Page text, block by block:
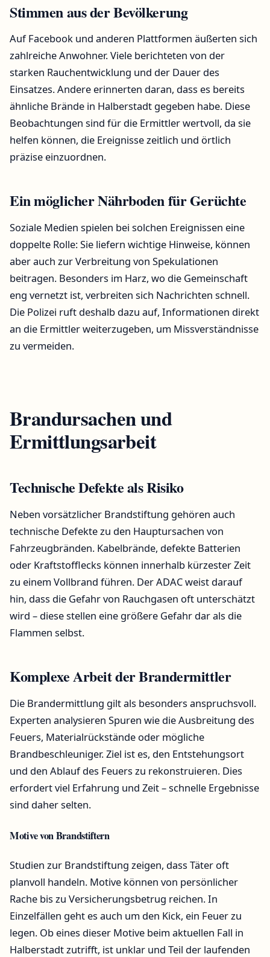
Stimmen aus der Bevölkerung
Auf Facebook und anderen Plattformen äußerten sich
zahlreiche Anwohner. Viele berichteten von der
starken Rauchentwicklung und der Dauer des
Einsatzes. Andere erinnerten daran, dass es bereits
ähnliche Brände in Halberstadt gegeben habe. Diese
Beobachtungen sind für die Ermittler wertvoll, da sie
helfen können, die Ereignisse zeitlich und örtlich
präzise einzuordnen.
Ein möglicher Nährboden für Gerüchte
Soziale Medien spielen bei solchen Ereignissen eine
doppelte Rolle: Sie liefern wichtige Hinweise, können
aber auch zur Verbreitung von Spekulationen
beitragen. Besonders im Harz, wo die Gemeinschaft
eng vernetzt ist, verbreiten sich Nachrichten schnell.
Die Polizei ruft deshalb dazu auf, Informationen direkt
an die Ermittler weiterzugeben, um Missverständnisse
zu vermeiden.
Brandursachen und
Ermittlungsarbeit
Technische Defekte als Risiko
Neben vorsätzlicher Brandstiftung gehören auch
technische Defekte zu den Hauptursachen von
Fahrzeugbränden. Kabelbrände, defekte Batterien
oder Kraftstofflecks können innerhalb kürzester Zeit
zu einem Vollbrand führen. Der ADAC weist darauf
hin, dass die Gefahr von Rauchgasen oft unterschätzt
wird – diese stellen eine größere Gefahr dar als die
Flammen selbst.
Komplexe Arbeit der Brandermittler
Die Brandermittlung gilt als besonders anspruchsvoll.
Experten analysieren Spuren wie die Ausbreitung des
Feuers, Materialrückstände oder mögliche
Brandbeschleuniger. Ziel ist es, den Entstehungsort
und den Ablauf des Feuers zu rekonstruieren. Dies
erfordert viel Erfahrung und Zeit – schnelle Ergebnisse
sind daher selten.
Motive von Brandstiftern
Studien zur Brandstiftung zeigen, dass Täter oft
planvoll handeln. Motive können von persönlicher
Rache bis zu Versicherungsbetrug reichen. In
Einzelfällen geht es auch um den Kick, ein Feuer zu
legen. Ob eines dieser Motive beim aktuellen Fall in
Halberstadt zutrifft, ist unklar und Teil der laufenden